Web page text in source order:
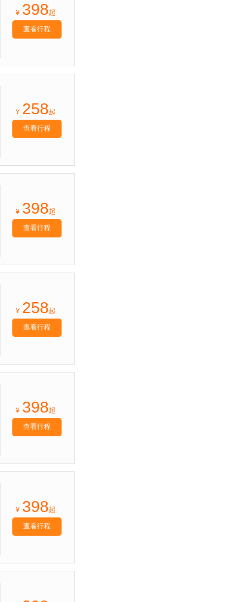
¥ 398起
查看行程
¥ 258起
查看行程
¥ 398起
查看行程
¥ 258起
查看行程
¥ 398起
查看行程
¥ 398起
查看行程